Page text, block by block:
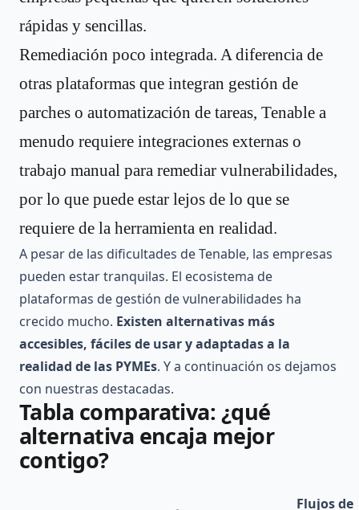
rápidas y sencillas.
Remediación poco integrada. A diferencia de
otras plataformas que integran gestión de
parches o automatización de tareas, Tenable a
menudo requiere integraciones externas o
trabajo manual para remediar vulnerabilidades,
por lo que puede estar lejos de lo que se
requiere de la herramienta en realidad.
A pesar de las dificultades de Tenable, las empresas
pueden estar tranquilas. El ecosistema de
plataformas de gestión de vulnerabilidades ha
crecido mucho. Existen alternativas más
accesibles, fáciles de usar y adaptadas a la
realidad de las PYMEs. Y a continuación os dejamos
con nuestras destacadas.
Tabla comparativa: ¿qué
alternativa encaja mejor
contigo?
Flujos de